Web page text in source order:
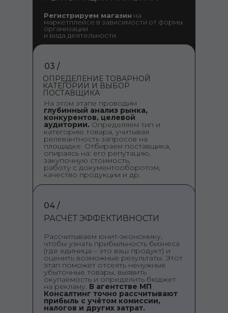
Регистрируем магазин на
маркетплейсе в зависимости от формы
организации
и вида деятельности.
03 /
На этом этапе проводим
глубинный анализ рынка,
конкурентов, целевой
аудитории. Определяем тип и
категорию товара, учитывая
релевантность запросов на
площадке. Отбираем поставщика,
опираясь на: его репутацию,
закупочную стоимость,
работу с документооборотом,
качество продукции и др.
ОПРЕДЕЛЕНИЕ ТОВАРНОЙ
КАТЕГОРИИ И ВЫБОР
ПОСТАВЩИКА
04 /
Рассчитываем юнит-экономику,
чтобы узнать прибыльность бизнеса
(где единица – это ваш продукт) и
оценить возможные результаты. Этот
этап поможет отсеять ненужные
убыточные товары, выявить
окупаемость и определить бюджет
на рекламу. В агентстве МП
Консалтинг точно рассчитывают
прибыль с учётом комиссии,
налогов и других затрат.
РАСЧЁТ ЭФФЕКТИВНОСТИ